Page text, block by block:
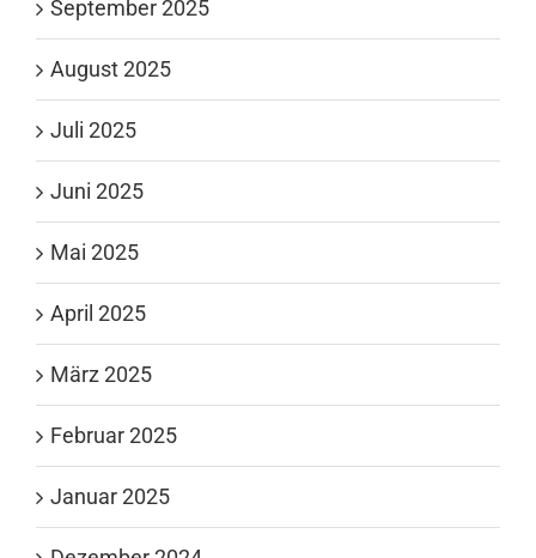
September 2025
August 2025
Juli 2025
Juni 2025
Mai 2025
April 2025
März 2025
Februar 2025
Januar 2025